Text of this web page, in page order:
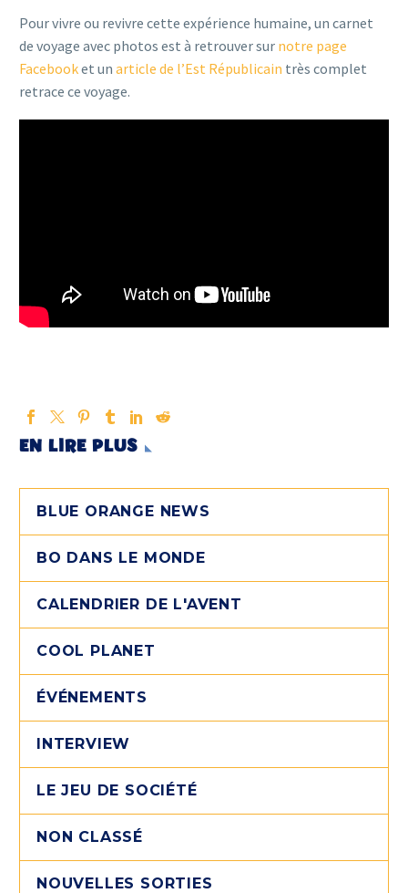
Pour vivre ou revivre cette expérience humaine, un carnet
de voyage avec photos est à retrouver sur notre page
Facebooket un article de l’Est Républicain très complet
retrace ce voyage.
EN LIRE PLUS
BLUE ORANGE NEWS
BO DANS LE MONDE
CALENDRIER DE L'AVENT
COOL PLANET
ÉVÉNEMENTS
INTERVIEW
LE JEU DE SOCIÉTÉ
NON CLASSÉ
NOUVELLES SORTIES